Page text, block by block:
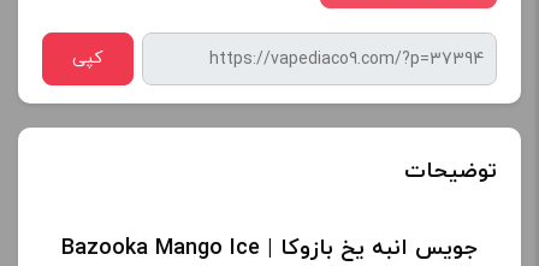
کپی
توضیحات
جویس انبه یخ بازوکا | Bazooka Mango Ice